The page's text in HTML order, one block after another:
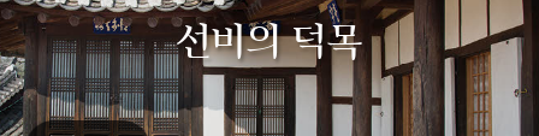
선비의 덕목